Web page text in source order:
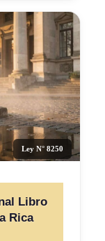
Ley N° 8250
Libro
Rica